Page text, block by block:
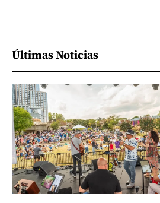
Últimas Noticias